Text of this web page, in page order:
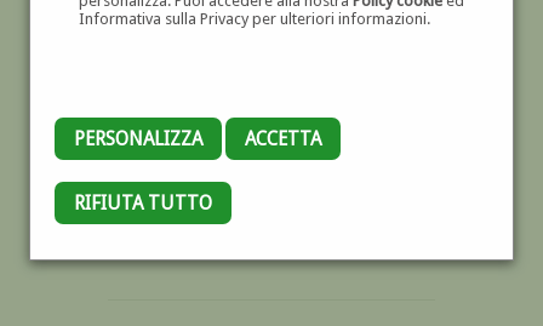
Informativa sulla Privacy per ulteriori informazioni.
PERSONALIZZA ACCETTA
RIFIUTA TUTTO